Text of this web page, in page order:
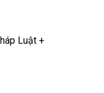
Luật +